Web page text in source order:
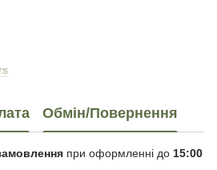
Обмін/Повернення
при оформленні до 15:00